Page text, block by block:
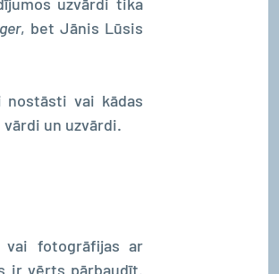
, bet Jānis Lūsis
vai kādas
un uzvārdi.
vai fotogrāfijas ar
ir vērts pārbaudīt.